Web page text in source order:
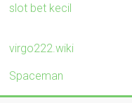
slot bet kecil
virgo222.wiki
Spaceman